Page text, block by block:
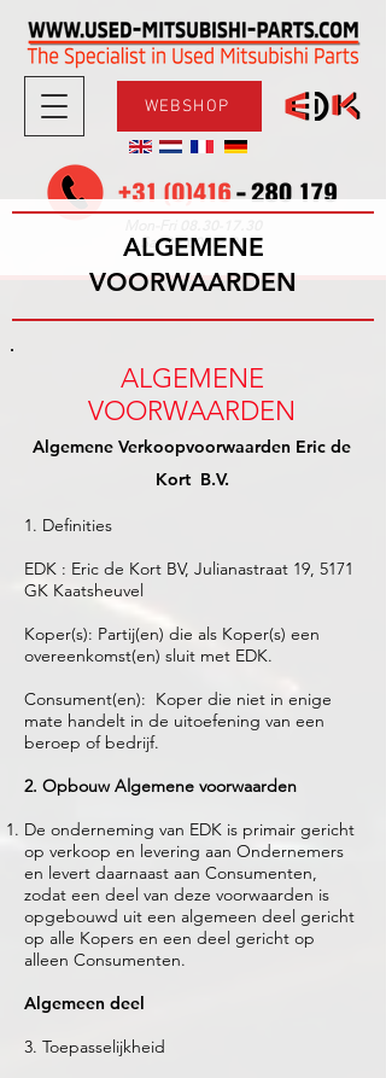
WEBSHOP
Sat09.00-12.00
ALGEMENE
VOORWAARDEN
ALGEMENE
VOORWAARDEN
Algemene Verkoopvoorwaarden Eric de
Kort B.V.
1. Definities
EDK : Eric de Kort BV, Julianastraat 19, 5171
GK Kaatsheuvel
Koper(s): Partij(en) die als Koper(s) een
overeenkomst(en) sluit met EDK.
Consument(en): Koper die niet in enige
mate handelt in de uitoefening van een
beroep of bedrijf.
2. Opbouw Algemene voorwaarden
De onderneming van EDK is primair gericht
op verkoop en levering aan Ondernemers
en levert daarnaast aan Consumenten,
zodat een deel van deze voorwaarden is
opgebouwd uit een algemeen deel gericht
op alle Kopers en een deel gericht op
alleen Consumenten.
Algemeen deel
3. Toepasselijkheid